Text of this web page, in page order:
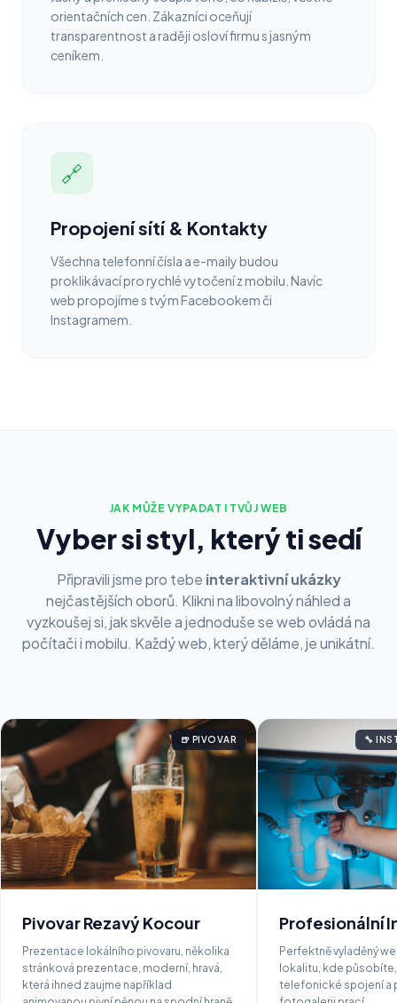
orientačních cen. Zákazníci oceňují
transparentnost a raději osloví firmu s jasným
ceníkem.
🔗
Propojení sítí & Kontakty
Všechna telefonní čísla a e-maily budou
proklikávací pro rychlé vytočení z mobilu. Navíc
web propojíme s tvým Facebookem či
Instagramem.
JAK MŮŽE VYPADAT I TVŮJ WEB
Vyber si styl, který ti sedí
Připravili jsme pro tebe interaktivní ukázky
nejčastějších oborů. Klikni na libovolný náhled a
vyzkoušej si, jak skvěle a jednoduše se web ovládá na
počítači i mobilu. Každý web, který děláme, je unikátní.
🍺 PIVOVAR
Pivovar Rezavý Kocour
Prezentace lokálního pivovaru, několika
stránková prezentace, moderní, hravá,
která ihned zaujme například
🔧
Profesionální
Perfektně vyladěný
lokalitu, kde
telefonické spojení a